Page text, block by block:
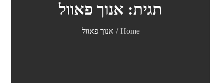
תגית: אנוך פאוול
Home אנוך פאוול